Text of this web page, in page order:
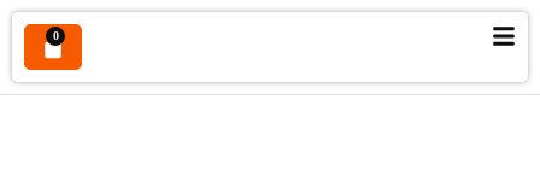
0